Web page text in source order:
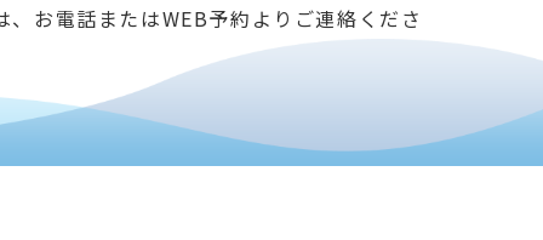
、お電話またはWEB予約よりご連絡くださ